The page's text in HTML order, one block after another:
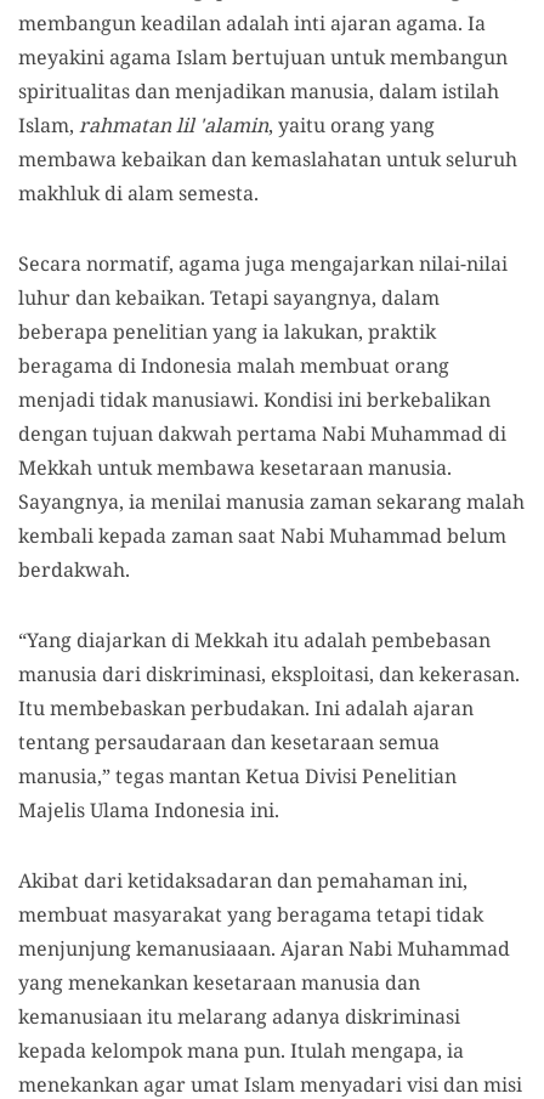
membangun keadilan adalah inti ajaran agama. Ia
meyakini agama Islam bertujuan untuk membangun
spiritualitas dan menjadikan manusia, dalam istilah
Islam, rahmatan lil 'alamin, yaitu orang yang
membawa kebaikan dan kemaslahatan untuk seluruh
makhluk di alam semesta.
Secara normatif, agama juga mengajarkan nilai-nilai
luhur dan kebaikan. Tetapi sayangnya, dalam
beberapa penelitian yang ia lakukan, praktik
beragama di Indonesia malah membuat orang
menjadi tidak manusiawi. Kondisi ini berkebalikan
dengan tujuan dakwah pertama Nabi Muhammad di
Mekkah untuk membawa kesetaraan manusia.
Sayangnya, ia menilai manusia zaman sekarang malah
kembali kepada zaman saat Nabi Muhammad belum
berdakwah.
“Yang diajarkan di Mekkah itu adalah pembebasan
manusia dari diskriminasi, eksploitasi, dan kekerasan.
Itu membebaskan perbudakan. Ini adalah ajaran
tentang persaudaraan dan kesetaraan semua
manusia,” tegas mantan Ketua Divisi Penelitian
Majelis Ulama Indonesia ini.
Akibat dari ketidaksadaran dan pemahaman ini,
membuat masyarakat yang beragama tetapi tidak
menjunjung kemanusiaaan. Ajaran Nabi Muhammad
yang menekankan kesetaraan manusia dan
kemanusiaan itu melarang adanya diskriminasi
kepada kelompok mana pun. Itulah mengapa, ia
menekankan agar umat Islam menyadari visi dan misi